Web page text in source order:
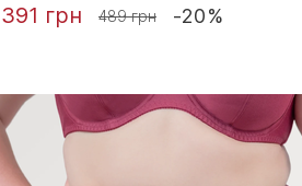
391 грн 489 грн -20%